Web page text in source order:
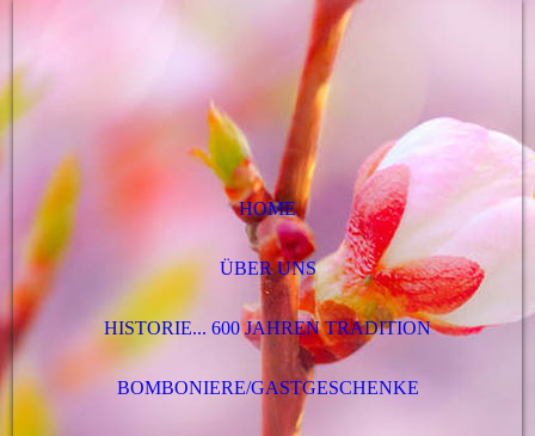
HOME
ÜBER UNS
HISTORIE... 600 JAHREN TRADITION
BOMBONIERE/GASTGESCHENKE